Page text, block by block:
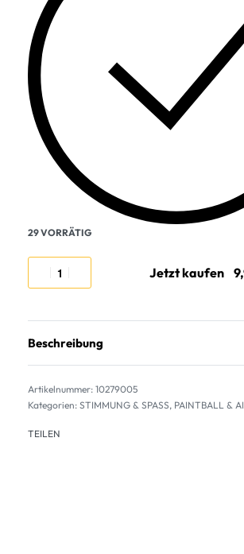
29 VORRÄTIG
Jetzt kaufen
Beschreibung
10279005
Kategorien: STIMMUNG & SPASS, PAINTBALL &
TEILEN